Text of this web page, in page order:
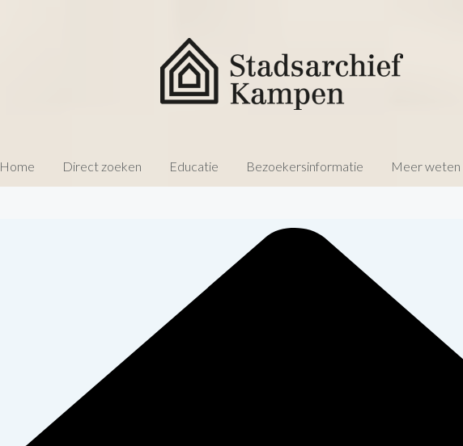
Home Direct zoeken Educatie Bezoekersinformatie Meer weten